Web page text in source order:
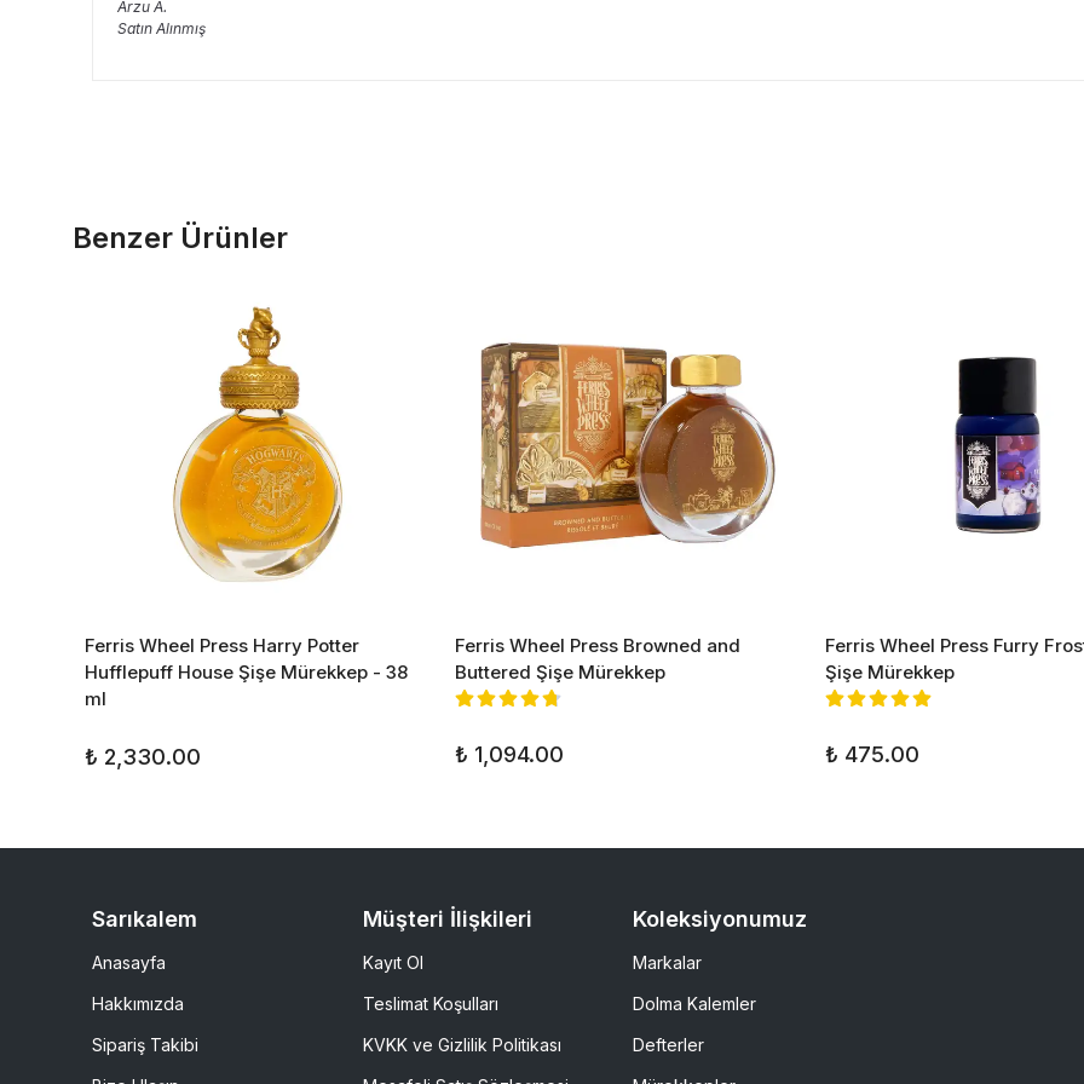
Arzu A.
Satın Alınmış
Benzer Ürünler
Ferris Wheel Press Harry Potter
Hufflepuff House Şişe Mürekkep - 38
ml
₺ 2,330.00
Ferris Wheel Press Browned and
Buttered Şişe Mürekkep
₺ 1,094.00
Ferris Wheel Press Furry
Şişe Mürekkep
₺ 475.00
Sarıkalem
Anasayfa
Hakkımızda
Sipariş Takibi
Müşteri İlişkileri
Kayıt Ol
Teslimat Koşulları
KVKK ve Gizlilik Politikası
Koleksiyonumuz
Markalar
Dolma Kalemler
Defterler